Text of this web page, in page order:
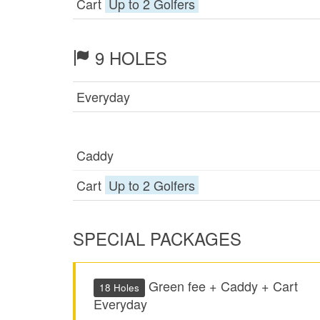
9 HOLES
Everyday
Caddy
Cart Up to 2 Golfers
SPECIAL PACKAGES
18 Holes
Green fee + Caddy + Cart
Everyday